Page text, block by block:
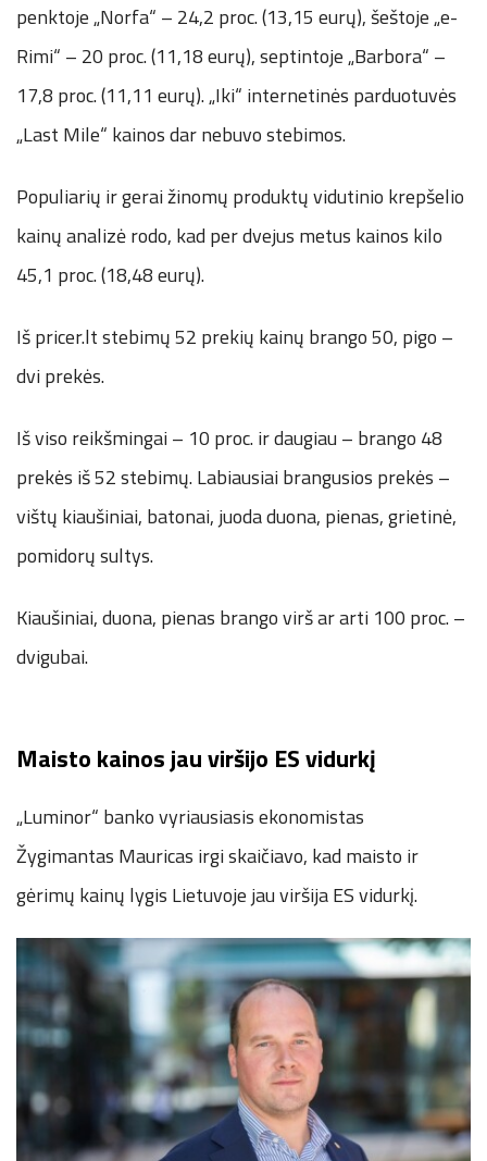
penktoje „Norfa“ – 24,2 proc. (13,15 eurų), šeštoje „e-
Rimi“ – 20 proc. (11,18 eurų), septintoje „Barbora“ –
17,8 proc. (11,11 eurų). „Iki“ internetinės parduotuvės
„Last Mile“ kainos dar nebuvo stebimos.
Populiarių ir gerai žinomų produktų vidutinio krepšelio
kainų analizė rodo, kad per dvejus metus kainos kilo
45,1 proc. (18,48 eurų).
Išpricer.ltstebimų 52 prekių kainų brango 50, pigo –
dvi prekės.
Iš viso reikšmingai – 10 proc. ir daugiau – brango 48
prekės iš 52 stebimų. Labiausiai brangusios prekės –
vištų kiaušiniai, batonai, juoda duona, pienas, grietinė,
pomidorų sultys.
Kiaušiniai, duona, pienas brango virš ar arti 100 proc. –
dvigubai.
Maisto kainos jau viršijo ES vidurkį
„Luminor“ banko vyriausiasis ekonomistas
Žygimantas Mauricas irgi skaičiavo, kad maisto ir
gėrimų kainų lygis Lietuvoje jau viršija ES vidurkį.